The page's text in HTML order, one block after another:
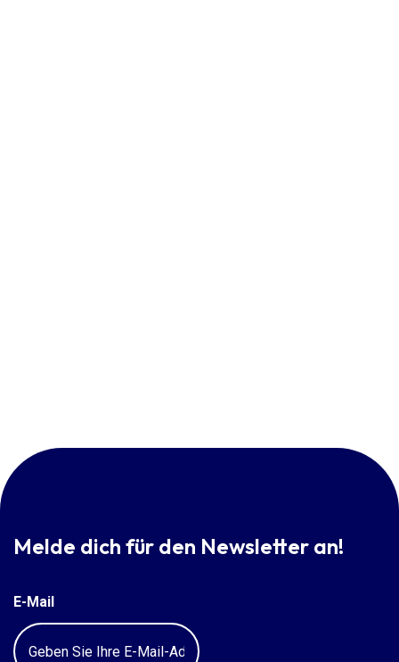
Melde dich für den Newsletter an!
E-Mail